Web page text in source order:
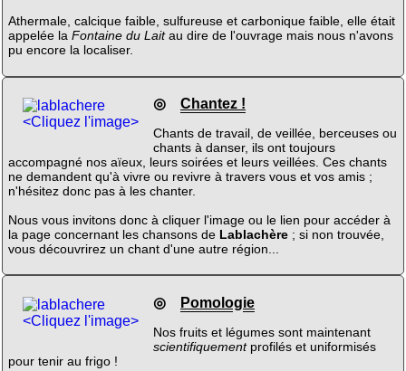
Athermale, calcique faible, sulfureuse et carbonique faible, elle était
appelée la Fontaine du Laitau dire de l'ouvrage mais nous n'avons
pu encore la localiser.
<Cliquez l'image>
◎ Chantez !
Chants de travail, de veillée, berceuses ou
chants à danser, ils ont toujours
accompagné nos aïeux, leurs soirées et leurs veillées. Ces chants
ne demandent qu'à vivre ou revivre à travers vous et vos amis ;
n'hésitez donc pas à les chanter.
Nous vous invitons donc à cliquer l'image ou le lien pour accéder à
la page concernant les chansons de Lablachère; si non trouvée,
vous découvrirez un chant d'une autre région...
<Cliquez l'image>
◎ Pomologie
Nos fruits et légumes sont maintenant
scientifiquementprofilés et uniformisés
pour tenir au frigo !